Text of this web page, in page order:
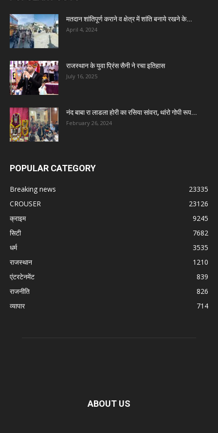
मतदान शांतिपूर्ण कराने व क्षेत्र में शांति बनाये रखने के...
April 4, 2024
राजस्थान के युवा प्रिंस सैनी ने रचा इतिहास
July 16, 2025
नंद बाबा रा लाडला होरी का रसिया सांवरा, थांरो गोपी रूप...
February 26, 2024
POPULAR CATEGORY
Breaking news
23335
CROUSER
23126
क्राइम
9245
सिटी
7682
धर्म
3535
राजस्थान
1210
एंटरटेनमेंट
839
राजनीति
826
व्यापार
714
ABOUT US